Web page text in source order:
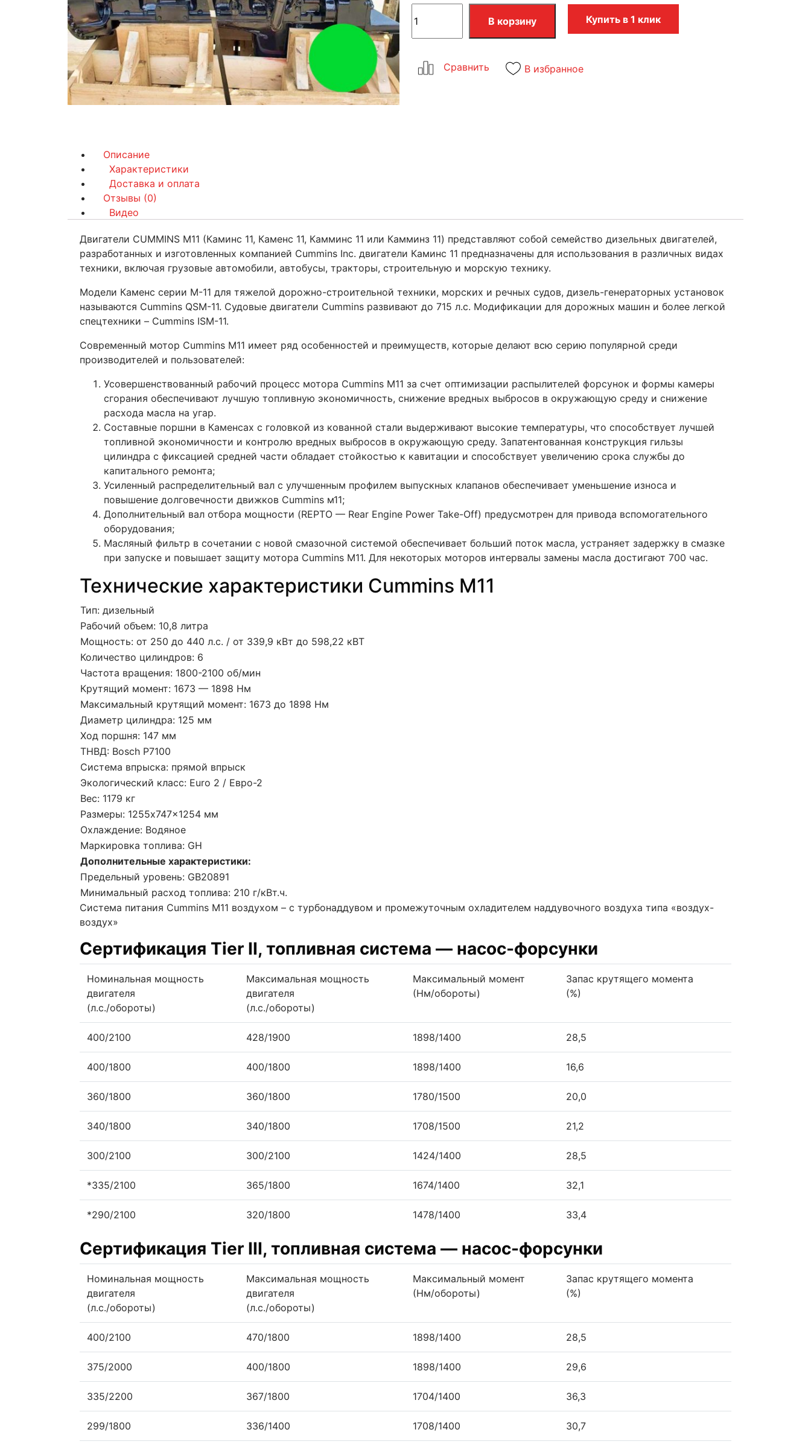
В корзину Купить в 1 клик
В избранное
Описание
Характеристики
Доставка и оплата
Отзывы (0)
Видео
Двигатели CUMMINS M11 (Каминс 11, Каменс 11, Камминс 11 или Камминз 11) представляют собой семейство дизельных двигателей,
разработанных и изготовленных компанией Cummins Inc. двигатели Каминс 11 предназначены для использования в различных видах
техники, включая грузовые автомобили, автобусы, тракторы, строительную и морскую технику.
Модели Каменс серии М-11 для тяжелой дорожно-строительной техники, морских и речных судов, дизель-генераторных установок
называются Cummins QSM-11. Судовые двигатели Cummins развивают до 715 л.с. Модификации для дорожных машин и более легкой
спецтехники – Cummins ISM-11.
Современный мотор Cummins M11 имеет ряд особенностей и преимуществ, которые делают всю серию популярной среди
производителей и пользователей:
Усовершенствованный рабочий процесс мотора Cummins M11 за счет оптимизации распылителей форсунок и формы камеры
сгорания обеспечивают лучшую топливную экономичность, снижение вредных выбросов в окружающую среду и снижение
расхода масла на угар.
Составные поршни в Каменсах с головкой из кованной стали выдерживают высокие температуры, что способствует лучшей
топливной экономичности и контролю вредных выбросов в окружающую среду. Запатентованная конструкция гильзы
цилиндра с фиксацией средней части обладает стойкостью к кавитации и способствует увеличению срока службы до
капитального ремонта;
Усиленный распределительный вал с улучшенным профилем выпускных клапанов обеспечивает уменьшение износа и
повышение долговечности движков Cummins м11;
Дополнительный вал отбора мощности (REPTO — Rear Engine Power Take-Off) предусмотрен для привода вспомогательного
оборудования;
Масляный фильтр в сочетании с новой смазочной системой обеспечивает больший поток масла, устраняет задержку в смазке
при запуске и повышает защиту мотора Cummins M11. Для некоторых моторов интервалы замены масла достигают 700 час.
Технические характеристики Cummins M11
Тип: дизельный
Рабочий объем: 10,8 литра
Мощность: от 250 до 440 л.с. / от 339,9 кВт до 598,22 кВТ
Количество цилиндров: 6
Частота вращения: 1800-2100 об/мин
Крутящий момент: 1673 — 1898 Нм
Максимальный крутящий момент: 1673 до 1898 Нм
Диаметр цилиндра: 125 мм
Ход поршня: 147 мм
ТНВД: Bosch P7100
Система впрыска: прямой впрыск
Экологический класс: Euro 2 / Евро-2
Вес: 1179 кг
Размеры: 1255x747x1254 мм
Охлаждение: Водяное
Маркировка топлива: GH
Дополнительные характеристики:
Предельный уровень: GB20891
Минимальный расход топлива: 210 г/кВт.ч.
Система питания Cummins M11 воздухом – с турбонаддувом и промежуточным охладителем наддувочного воздуха типа «воздух-
воздух»
Сертификация Tier II, топливная система — насос-форсунки
Номинальная мощность
двигателя
(л.с./обороты)
Максимальная мощность
двигателя
(л.с./обороты)
Максимальный момент
(Нм/обороты)
Запас крутящего момента
(%)
400/2100 428/1900 1898/1400 28,5
400/1800 400/1800 1898/1400 16,6
360/1800 360/1800 1780/1500 20,0
340/1800 340/1800 1708/1500 21,2
300/2100 300/2100 1424/1400 28,5
*335/2100 365/1800 1674/1400 32,1
*290/2100 320/1800 1478/1400 33,4
Сертификация Tier III, топливная система — насос-форсунки
Номинальная мощность
двигателя
(л.с./обороты)
Максимальная мощность
двигателя
(л.с./обороты)
Максимальный момент
(Нм/обороты)
Запас крутящего момента
(%)
400/2100 470/1800 1898/1400 28,5
375/2000 400/1800 1898/1400 29,6
335/2200 367/1800 1704/1400 36,3
299/1800 336/1400 1708/1400 30,7